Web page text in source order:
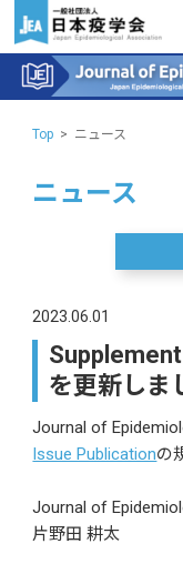
Top ニュース
ニュース
2023.06.01
を更新しま
Journal of
Issue Publicationの
Journal of
片野田 耕太